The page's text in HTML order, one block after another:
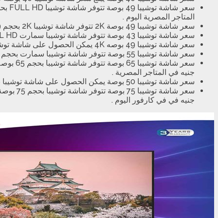
سعر شاشة توشيبا 49 بوصة تتوفر شاشة توشيبا FULL HD بحجم 49 بوصة بسعر 6669 جنيه في المتاجر المصرية ، بينما يبلغ سعر
المتاجر المصرية اليوم .
سعر شاشة توشيبا 49 بوصة 2K تتوفر شاشة توشيبا 2K بحجم 49 بوصة في الأسواق المصرية اليوم بسعر يبلغ 6999 جنيه و تتوفر الشاشة باللون الاسود المميز .
سعر شاشة توشيبا 43 بوصة تتوفر شاشة توشيبا سمارت FULL HD بحجم 43 بوصة في الأسواق المصرية و يمكن الحصول عليها بسعر 5799 جنيه .
سعر شاشة توشيبا 49 بوصه 4K يمكن الحصول على شاشة توشيبا 4K عالية الدقة بحجم 49 بوصة بريسيفر بسعر 10780 جنيه في المتاجر المصرية اليوم .
سعر شاشة توشيبا 55 بوصة تتوفر شاشة توشيبا سمارت بحجم 55 بوصة ورسيفر و بدقة 4K في المتاجر المصرية بسعر 8599 جنيه .
جنيه في المتاجر المصرية .
سعر شاشة توشيبا 50 بوصة يمكن الحصول على شاشة توشيبا بحجم 50 بوصة بجودة ULTRA 4K سمارت برسيفر و بسعر 8199 جنيه في المتاجر المصرية اليوم .
جنيه في في كارفور اليوم .